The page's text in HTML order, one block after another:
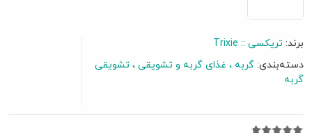
برند: تریکسی :: Trixie
دسته‌بندی: گربه غذای گربه و تشویقی
تشویقی
گربه